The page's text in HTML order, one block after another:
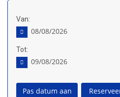
Van:
08/08/2026
Tot:
09/08/2026
Pas datum aan